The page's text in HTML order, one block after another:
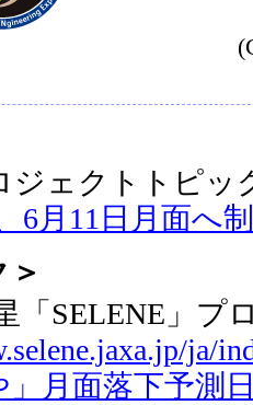
ジェクトトピッ
6月11日月面へ
「SELENE」プ
ja/
」月面落下予測